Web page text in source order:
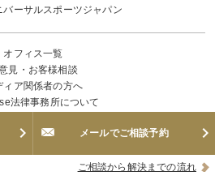
メールでご相談予約
ご相談から解決までの流れ
バーサルスポーツジャパン
オフィス一覧
見・お客様相談
ィア関係者の方へ
法律事務所について
採用情報
ス・プレスリリース